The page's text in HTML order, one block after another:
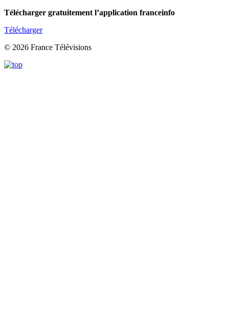
Télécharger gratuitement l’application franceinfo
Télécharger
© 2026 France Télévisions